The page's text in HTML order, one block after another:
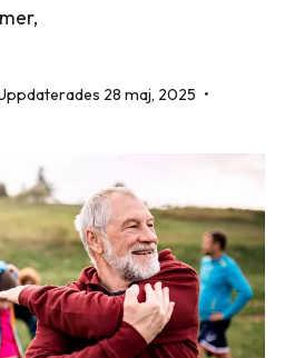
28 maj, 2025 •